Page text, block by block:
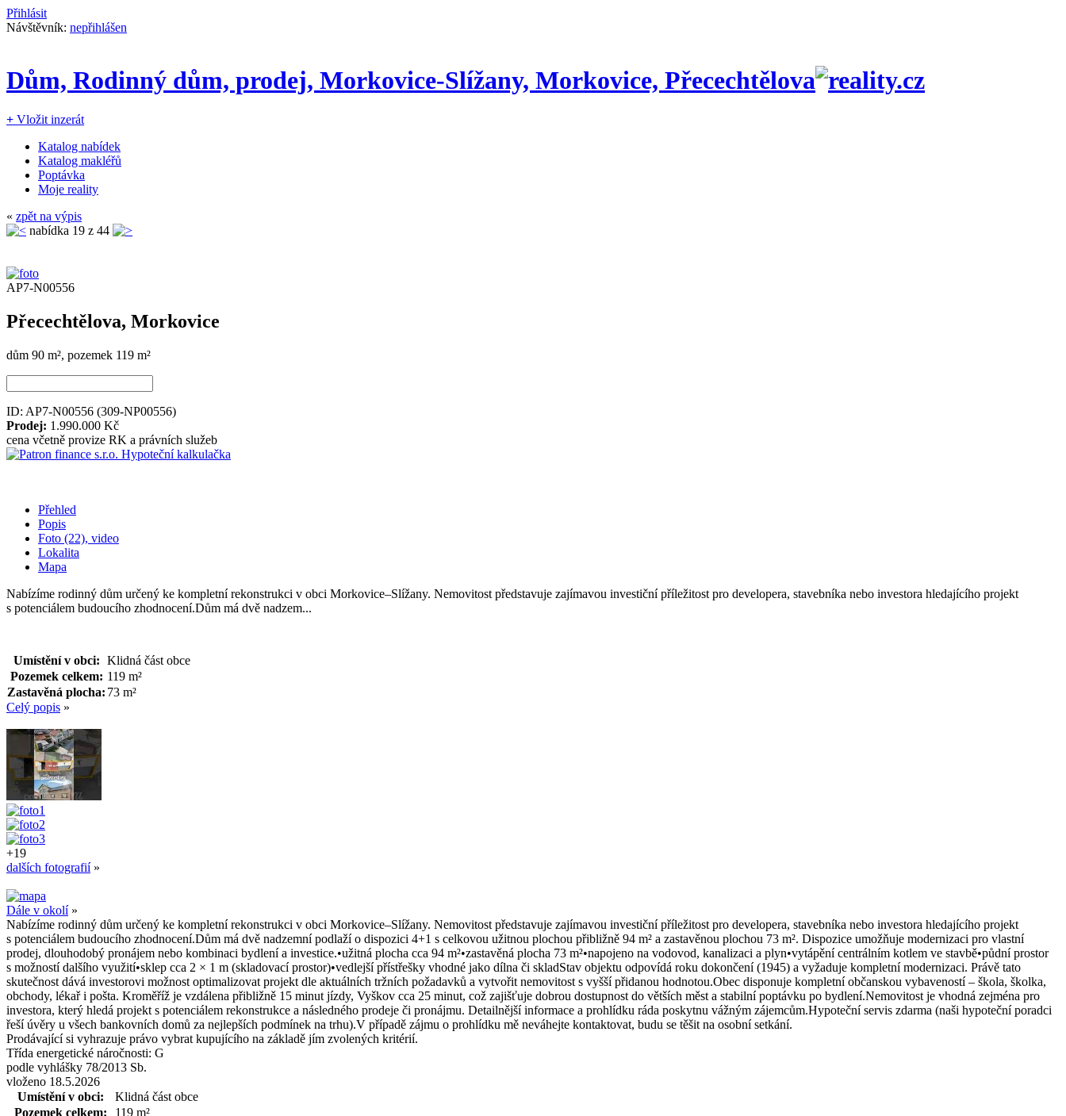
Přihlásit
Návštěvník: nepřihlášen
Dům, Rodinný dům, prodej, Morkovice-Slížany, Morkovice, Přecechtělova
+ Vložit inzerát
Katalog nabídek
Katalog makléřů
Poptávka
Moje reality
« zpět na výpis
nabídka 19 z 44
AP7-N00556
Přecechtělova, Morkovice
dům 90 m², pozemek 119 m²
ID: AP7-N00556 (309-NP00556)
Prodej: 1.990.000 Kč
cena včetně provize RK a právních služeb
Hypoteční kalkulačka
Přehled
Popis
Foto (22), video
Lokalita
Mapa
Nabízíme rodinný dům určený ke kompletní rekonstrukci v obci Morkovice–Slížany. Nemovitost představuje zajímavou investiční příležitost pro developera, stavebníka nebo investora hledajícího projekt
s potenciálem budoucího zhodnocení.Dům má dvě nadzem...
Umístění v obci: Klidná část obce
Pozemek celkem: 119 m²
Zastavěná plocha: 73 m²
Celý popis »
+19
dalších fotografií»
Dále v okolí»
Nabízíme rodinný dům určený ke kompletní rekonstrukci v obci Morkovice–Slížany. Nemovitost představuje zajímavou investiční příležitost pro developera, stavebníka nebo investora hledajícího projekt
s potenciálem budoucího zhodnocení.Dům má dvě nadzemní podlaží o dispozici 4+1 s celkovou užitnou plochou přibližně 94 m² a zastavěnou plochou 73 m². Dispozice umožňuje modernizaci pro vlastní
prodej, dlouhodobý pronájem nebo kombinaci bydlení a investice.•užitná plocha cca 94 m²•zastavěná plocha 73 m²•napojeno na vodovod, kanalizaci a plyn•vytápění centrálním kotlem ve stavbě•půdní prostor
s možností dalšího využití•sklep cca 2 × 1 m (skladovací prostor)•vedlejší přístřešky vhodné jako dílna či skladStav objektu odpovídá roku dokončení (1945) a vyžaduje kompletní modernizaci. Právě tato
skutečnost dává investorovi možnost optimalizovat projekt dle aktuálních tržních požadavků a vytvořit nemovitost s vyšší přidanou hodnotou.Obec disponuje kompletní občanskou vybaveností – škola, školka,
obchody, lékař i pošta. Kroměříž je vzdálena přibližně 15 minut jízdy, Vyškov cca 25 minut, což zajišťuje dobrou dostupnost do větších měst a stabilní poptávku po bydlení.Nemovitost je vhodná zejména pro
investora, který hledá projekt s potenciálem rekonstrukce a následného prodeje či pronájmu. Detailnější informace a prohlídku ráda poskytnu vážným zájemcům.Hypoteční servis zdarma (naši hypoteční poradci
řeší úvěry u všech bankovních domů za nejlepších podmínek na trhu).V případě zájmu o prohlídku mě neváhejte kontaktovat, budu se těšit na osobní setkání.
Prodávající si vyhrazuje právo vybrat kupujícího na základě jím zvolených kritérií.
Třída energetické náročnosti: G
podle vyhlášky 78/2013 Sb.
vloženo 18.5.2026
Umístění v obci:
Klidná část obce
Pozemek celkem:
119 m²